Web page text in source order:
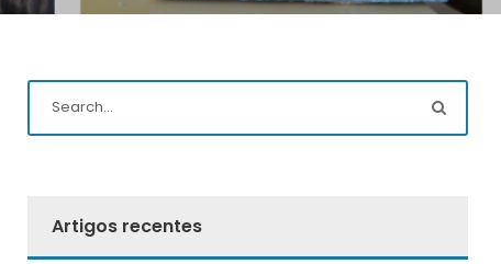
Artigos recentes